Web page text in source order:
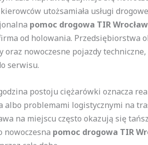
utożsamiała usługi
pomoc drogowa TIR Wrocław
od holowania. Przedsiębiorstwa
oraz nowoczesne pojazdy
serwisu.
postoju ciężarówki oznacza
problemami logistycznymi na
na miejscu często okazują się
pomoc drogowa TIR